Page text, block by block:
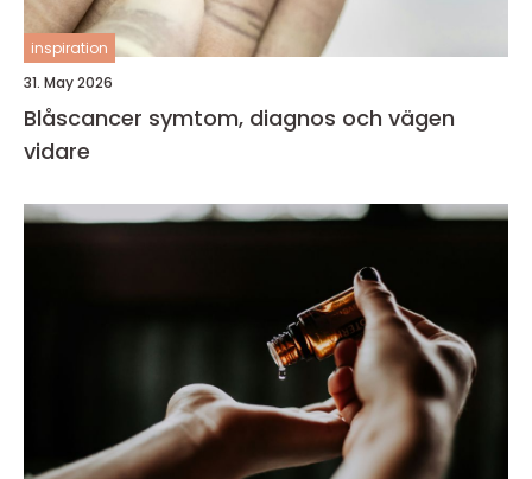
inspiration
31. May 2026
Blåscancer symtom, diagnos och vägen
vidare